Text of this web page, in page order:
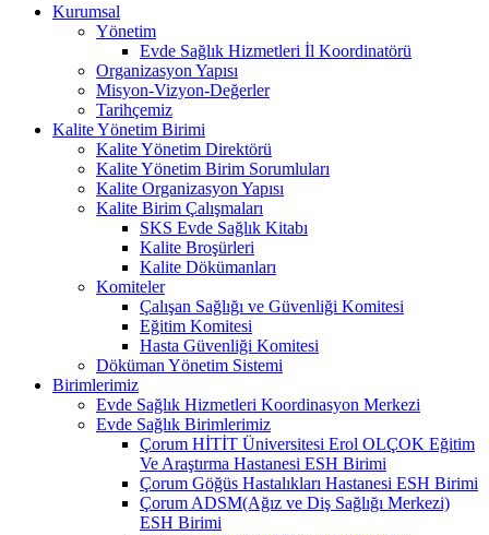
Kurumsal
Yönetim
Evde Sağlık Hizmetleri İl Koordinatörü
Organizasyon Yapısı
Misyon-Vizyon-Değerler
Tarihçemiz
Kalite Yönetim Birimi
Kalite Yönetim Direktörü
Kalite Yönetim Birim Sorumluları
Kalite Organizasyon Yapısı
Kalite Birim Çalışmaları
SKS Evde Sağlık Kitabı
Kalite Broşürleri
Kalite Dökümanları
Komiteler
Çalışan Sağlığı ve Güvenliği Komitesi
Eğitim Komitesi
Hasta Güvenliği Komitesi
Döküman Yönetim Sistemi
Birimlerimiz
Evde Sağlık Hizmetleri Koordinasyon Merkezi
Evde Sağlık Birimlerimiz
Çorum HİTİT Üniversitesi Erol OLÇOK Eğitim
Ve Araştırma Hastanesi ESH Birimi
Çorum Göğüs Hastalıkları Hastanesi ESH Birimi
Çorum ADSM(Ağız ve Diş Sağlığı Merkezi)
ESH Birimi